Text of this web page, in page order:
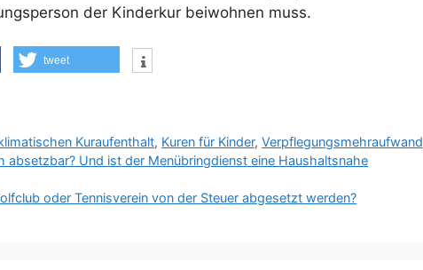
der Kinderkur beiwohnen muss.
tweet
Kuraufenthalt, Kuren für Kinder,Verpflegungsmehraufwand
absetzbar? Und ist der Menübringdienst eine Haushaltsnahe
oder Tennisverein von der Steuer abgesetzt werden?